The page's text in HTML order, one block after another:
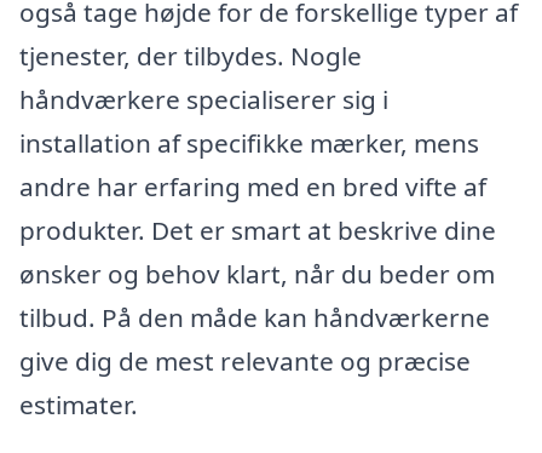
også tage højde for de forskellige typer af
tjenester, der tilbydes. Nogle
håndværkere specialiserer sig i
installation af specifikke mærker, mens
andre har erfaring med en bred vifte af
produkter. Det er smart at beskrive dine
ønsker og behov klart, når du beder om
tilbud. På den måde kan håndværkerne
give dig de mest relevante og præcise
estimater.